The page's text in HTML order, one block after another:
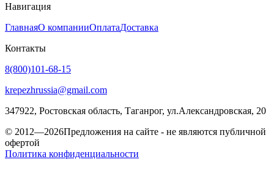
Навигация
ГлавнаяО компанииОплатаДоставка
Контакты
8(800)101-68-15
krepezhrussia@gmail.com
347922, Ростовская область, Таганрог, ул.Александровская, 20
© 2012—2026Предложения на сайте - не являются публичной
офертой
Политика конфиденциальности